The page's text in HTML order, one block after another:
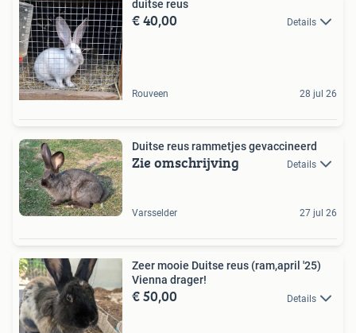
duitse reus
€ 40,00 Details
Rouveen 28 jul 26
Duitse reus rammetjes gevaccineerd
Zie omschrijving Details
Varsselder 27 jul 26
Zeer mooie Duitse reus (ram,april '25)
Vienna drager!
€ 50,00 Details